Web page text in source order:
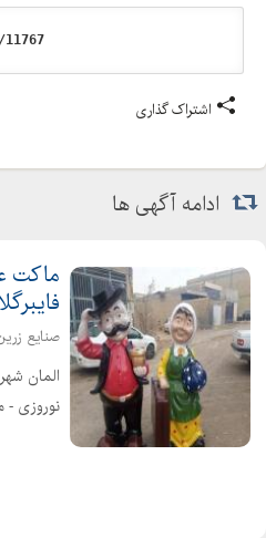
اشتراک گذاری
ادامه آگهی ها
ماکت
صنایع
المان
نوروزی -
تولید